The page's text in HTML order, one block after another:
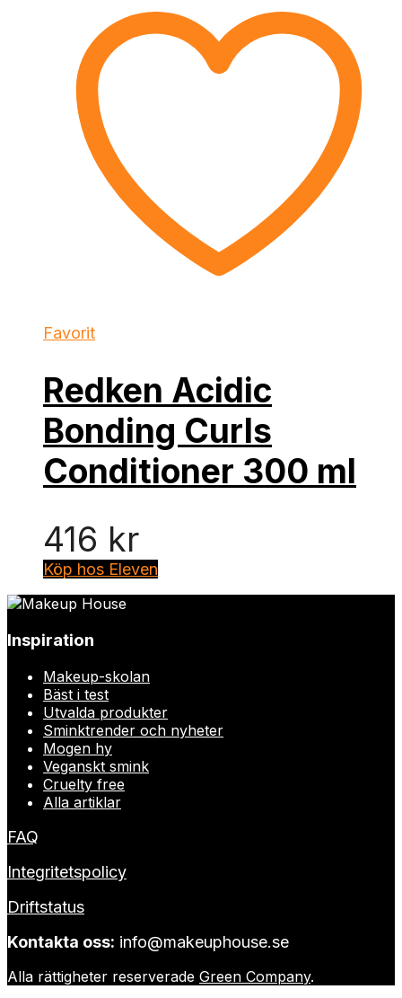
Favorit
Redken Acidic
Bonding Curls
Conditioner 300 ml
416 kr
Köp hos Eleven
Inspiration
Makeup-skolan
Bäst i test
Utvalda produkter
Sminktrender och nyheter
Mogen hy
Veganskt smink
Cruelty free
Alla artiklar
FAQ
Integritetspolicy
Driftstatus
Kontakta oss: info@makeuphouse.se
Alla rättigheter reserverade Green Company.